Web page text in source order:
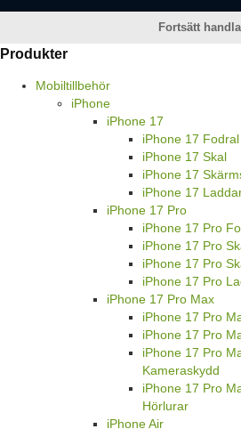
Fortsätt handla
Produkter
Mobiltillbehör
iPhone
iPhone 17
iPhone 17 Fodral
iPhone 17 Skal
iPhone 17
iPhone 17
iPhone 17 Pro
iPhone 17 Pro
iPhone 17 Pro
iPhone 17 Pro
iPhone 17 Pro
iPhone 17 Pro Max
iPhone 17 Pro
iPhone 17 Pro
iPhone 17 Pro
Kameraskydd
iPhone 17 Pro
Hörlurar
iPhone Air